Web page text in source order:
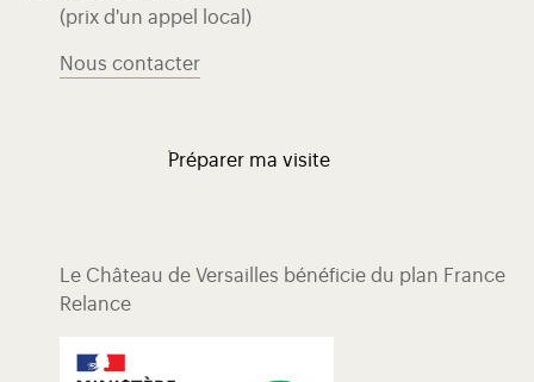
(prix d'un appel local)
Nous contacter
Préparer ma visite
Le Château de Versailles bénéficie du plan France
Relance